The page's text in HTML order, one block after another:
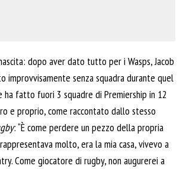
dopo aver dato tutto per i Wasps, Jacob
improvvisamente senza squadra durante quel
ha fatto fuori 3 squadre di Premiership in 12
e proprio, come raccontato dallo stesso
: “È come perdere un pezzo della propria
molto, era la mia casa, vivevo a
Come giocatore di rugby, non augurerei a